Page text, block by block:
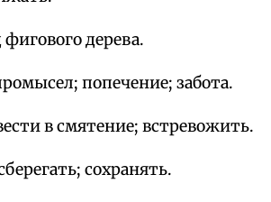
дерева.
попечение; забота.
в смятение; встревожить.
сохранять.